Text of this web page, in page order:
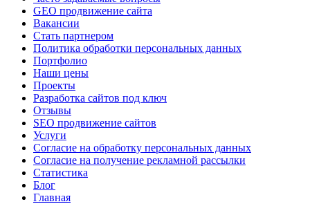
GEO продвижение сайта
Вакансии
Стать партнером
Политика обработки персональных данных
Портфолио
Наши цены
Проекты
Разработка сайтов под ключ
Отзывы
SEO продвижение сайтов
Услуги
Согласие на обработку персональных данных
Согласие на получение рекламной рассылки
Статистика
Блог
Главная